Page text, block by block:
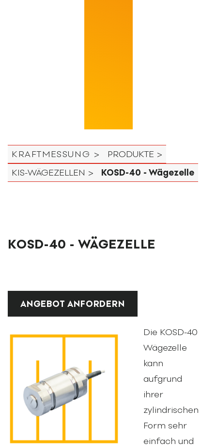
KRAFTMESSUNG >
PRODUKTE >
KIS-WÄGEZELLEN >
KOSD-40 - Wägezelle
KOSD-40 - WÄGEZELLE
ANGEBOT ANFORDERN
Die KOSD-40
Wägezelle
kann
aufgrund
ihrer
zylindrischen
Form sehr
einfach und